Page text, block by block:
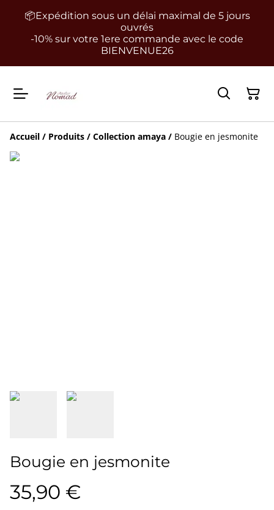
📦Expédition sous un délai maximal de 5 jours
ouvrés
-10% sur votre 1ere commande avec le code
BIENVENUE26
Accueil / Produits / Collection amaya / Bougie en jesmonite
Bougie en jesmonite
35,90 €